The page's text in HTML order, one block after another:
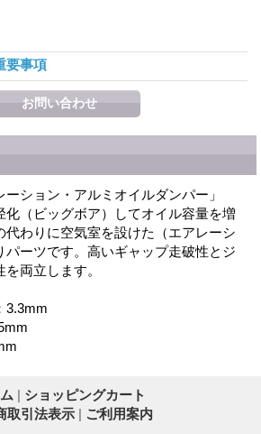
要事項
ーション・アルミオイルダンパー」
化（ビッグボア）してオイル容量を増
代わりに空気室を設けた（エアレーシ
パーツです。高いギャップ走破性とジ
両立します。
3.3mm
| ショッピングカート
取引法表示 | ご利用案内